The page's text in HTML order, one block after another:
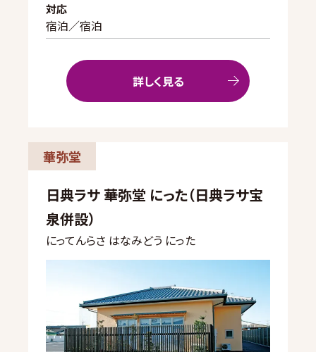
対応
宿泊／宿泊
詳しく見る
華弥堂
日典ラサ 華弥堂 にった（日典ラサ宝
泉併設）
にってんらさ はなみどう にった